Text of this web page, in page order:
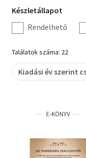
Irodalom
Művészet
Szakkönyv
Szótár, nyelvkönyv
Természettudomány
Készletállapot
szűrés
Készletállapot
Rendelhető
Találatok száma: 22
Kiadási év szerint
E-KÖNYV